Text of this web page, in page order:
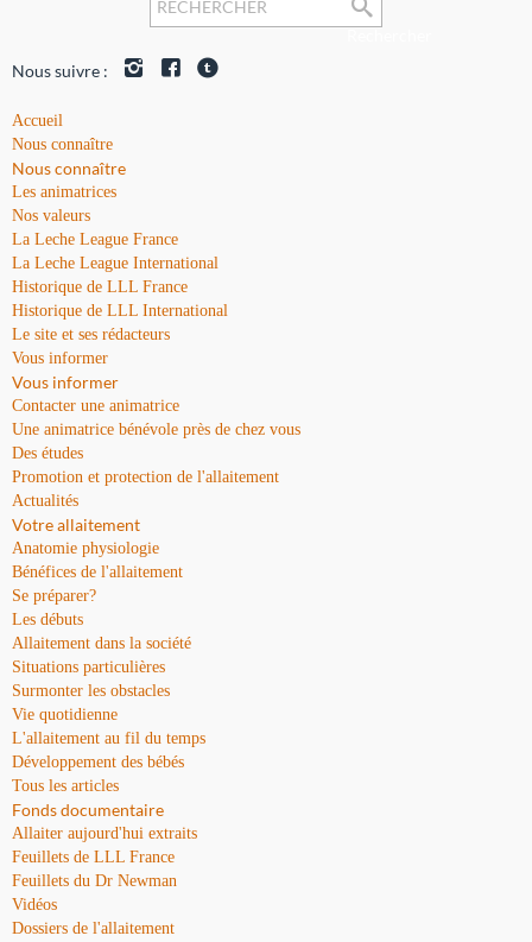
Nous suivre :
Accueil
Nous connaître
Nous connaître
Les animatrices
Nos valeurs
La Leche League France
La Leche League International
Historique de LLL France
Historique de LLL International
Le site et ses rédacteurs
Vous informer
Vous informer
Contacter une animatrice
Une animatrice bénévole près de chez vous
Des études
Promotion et protection de l'allaitement
Actualités
Votre allaitement
Anatomie physiologie
Bénéfices de l'allaitement
Se préparer?
Les débuts
Allaitement dans la société
Situations particulières
Surmonter les obstacles
Vie quotidienne
L'allaitement au fil du temps
Développement des bébés
Tous les articles
Fonds documentaire
Allaiter aujourd'hui extraits
Feuillets de LLL France
Feuillets du Dr Newman
Vidéos
Dossiers de l'allaitement